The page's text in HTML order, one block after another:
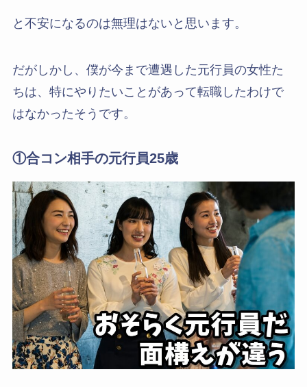
と不安になるのは無理はないと思います。
だがしかし、僕が今まで遭遇した元行員の女性た
ちは、特にやりたいことがあって転職したわけで
はなかったそうです。
①合コン相手の元行員25歳